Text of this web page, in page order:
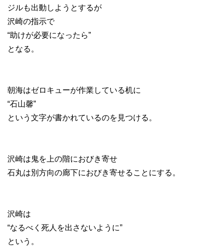
ジルも出動しようとするが
沢崎の指示で
“助けが必要になったら”
となる。
朝海はゼロキューが作業している机に
“石山馨”
という文字が書かれているのを見つける。
沢崎は鬼を上の階におびき寄せ
石丸は別方向の廊下におびき寄せることにする。
沢崎は
“なるべく死人を出さないように”
という。